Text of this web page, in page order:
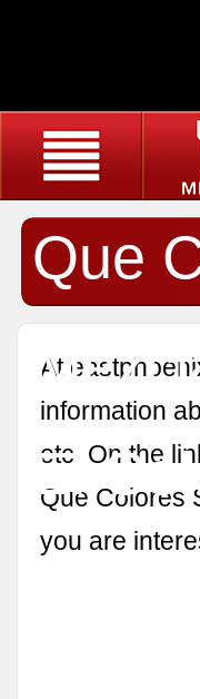
Que
El
At
information
etc. On the
Que Colores
you are